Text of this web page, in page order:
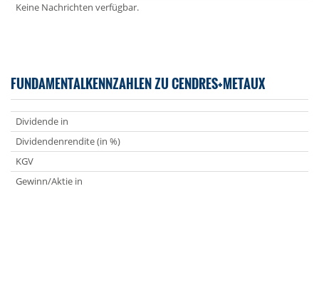
Keine Nachrichten verfügbar.
FUNDAMENTALKENNZAHLEN ZU CENDRES+METAUX
Dividende in
Dividendenrendite (in %)
KGV
Gewinn/Aktie in